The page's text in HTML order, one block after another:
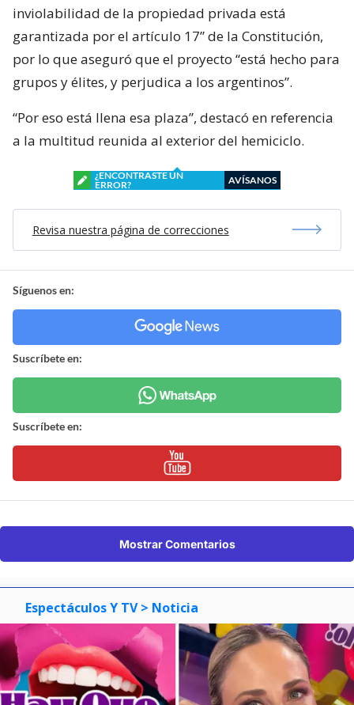
inviolabilidad de la propiedad privada está
garantizada por el artículo 17” de la Constitución,
por lo que aseguró que el proyecto “está hecho para
grupos y élites, y perjudica a los argentinos”.
“Por eso está llena esa plaza”, destacó en referencia
a la multitud reunida al exterior del hemiciclo.
¿ENCONTRASTE UN
ERROR?
AVÍSANOS
Revisa nuestra página de correcciones
Síguenos en:
Suscríbete en:
Suscríbete en:
Mostrar Comentarios
Espectáculos Y TV > Noticia